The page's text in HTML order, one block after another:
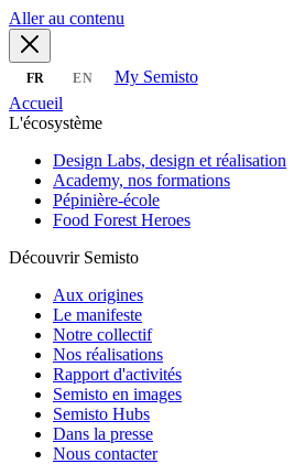
Aller au contenu
FR EN
My Semisto
Accueil
L'écosystème
Design Labs, design et réalisation
Academy, nos formations
Pépinière-école
Food Forest Heroes
Découvrir Semisto
Aux origines
Le manifeste
Notre collectif
Nos réalisations
Rapport d'activités
Semisto en images
Semisto Hubs
Dans la presse
Nous contacter